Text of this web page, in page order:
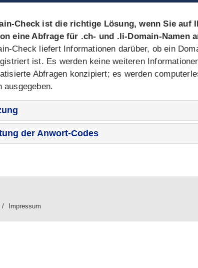
Check ist die richtige Lösung, wenn Sie auf
eine Abfrage für .ch- und .li-Domain-Namen
Check liefert Informationen darüber, ob ein
ist. Es werden keine weiteren
Abfragen konzipiert; es werden
ausgegeben.
der Anwort-Codes
Impressum